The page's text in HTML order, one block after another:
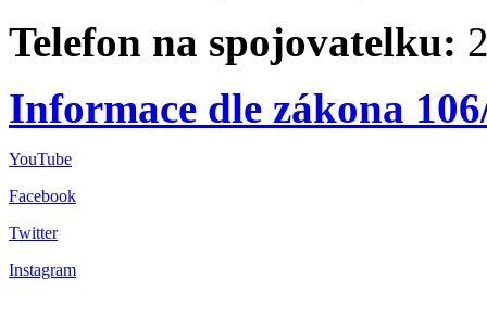
Telefon na spojovatelku:
Informace dle zákona
YouTube
Facebook
Twitter
Instagram